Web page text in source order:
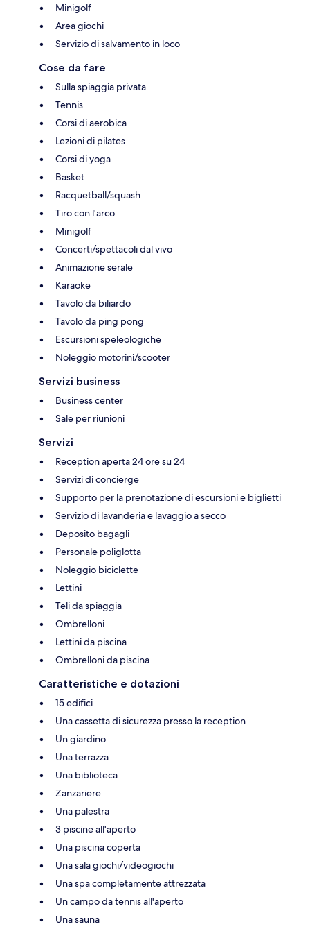
Minigolf
Area giochi
Servizio di salvamento in loco
Cose da fare
Sulla spiaggia privata
Tennis
Corsi di aerobica
Lezioni di pilates
Corsi di yoga
Basket
Racquetball/squash
Tiro con l'arco
Minigolf
Concerti/spettacoli dal vivo
Animazione serale
Karaoke
Tavolo da biliardo
Tavolo da ping pong
Escursioni speleologiche
Noleggio motorini/scooter
Servizi business
Business center
Sale per riunioni
Servizi
Reception aperta 24 ore su 24
Servizi di concierge
Supporto per la prenotazione di escursioni e biglietti
Servizio di lavanderia e lavaggio a secco
Deposito bagagli
Personale poliglotta
Noleggio biciclette
Lettini
Teli da spiaggia
Ombrelloni
Lettini da piscina
Ombrelloni da piscina
Caratteristiche e dotazioni
15 edifici
Una cassetta di sicurezza presso la reception
Un giardino
Una terrazza
Una biblioteca
Zanzariere
Una palestra
3 piscine all'aperto
Una piscina coperta
Una sala giochi/videogiochi
Una spa completamente attrezzata
Un campo da tennis all'aperto
Una sauna